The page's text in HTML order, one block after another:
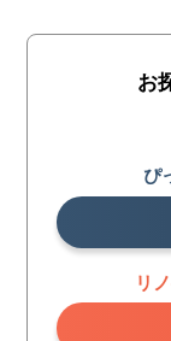
お
ぴ
リ